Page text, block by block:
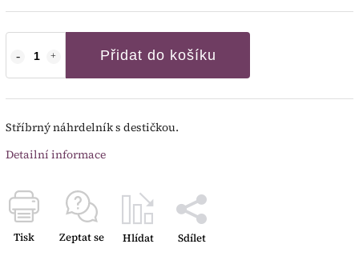
Přidat do košíku
Stříbrný náhrdelník s destičkou.
Detailní informace
Tisk Zeptat se Hlídat Sdílet